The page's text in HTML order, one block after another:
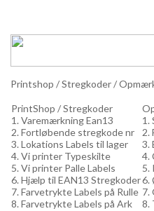
Printshop / Stregkoder /
PrintShop / Stregkoder
1. Varemærkning Ean13
2. Fortløbende stregkode nr
3. Lokations Labels til lager
4. Vi printer Typeskilte
5. Vi printer Palle Labels
6. Hjælp til EAN13 Stregkoder
7. Farvetrykte Labels på Rulle
8. Farvetrykte Labels på Ark
1.
2.
3.
4.
5.
6.
7.
8.